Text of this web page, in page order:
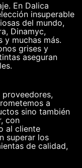
En Dalica
insuperable
del mundo,
Dinamyc,
y muchas más.
grises y
aseguran
proveedores,
a
sino también
con
al cliente
superar los
de calidad,